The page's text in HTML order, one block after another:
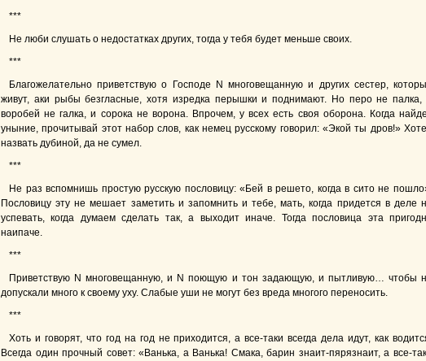
***
Не люби слушать о недостатках других, тогда у тебя будет меньше своих.
***
Благожелательно приветствую о Господе N многовещанную и других сестер,
живут, аки рыбы безгласные, хотя изредка перышки и поднимают. Но перо не палка,
воробей не галка, и сорока не ворона. Впрочем, у всех есть своя оборона. Когда
уныние, прочитывай этот набор слов, как немец русскому говорил: «Экой ты дров!»
назвать дубиной, да не сумел.
***
Не раз вспомнишь простую русскую пословицу: «Бей в решето, когда в сито не
Пословицу эту не мешает заметить и запомнить и тебе, мать, когда придется в деле
успевать, когда думаем сделать так, а выходит иначе. Тогда пословица эта
наипаче.
***
Приветствую N многовещанную, и N поющую и тон задающую, и пытливую… чтобы
допускали много к своему уху. Слабые уши не могут без вреда многого переносить.
***
Хоть и говорят, что год на год не приходится, а все-таки всегда дела идут, как
Всегда один прочный совет: «Ванька, а Ванька! Смака, барин знаит-пярязнаит, а все-